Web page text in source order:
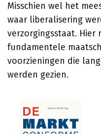
Misschien wel het
waar liberalisering
verzorgingsstaat. Hier
fundamentele
voorzieningen die
werden gezien.